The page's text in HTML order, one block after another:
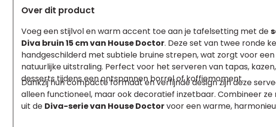
Over dit product
Voeg een stijlvol en warm accent toe aan je tafelsetting met de
Diva bruin 15 cm van House Doctor. Deze set van twee ronde
handgeschilderd met subtiele bruine strepen, wat zorgt voor een
natuurlijke uitstraling. Perfect voor het serveren van tapas,
desserts tijdens een ontspannen borrel of koffiemoment.
Dankzij hun compacte formaat en verfijnde design zijn deze
alleen functioneel, maar ook decoratief inzetbaar. Combineer
uit de Diva-serie van House Doctorvoor een warme,